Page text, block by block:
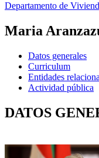
Departamento de
Maria
Datos generales
Curriculum
Entidades
Actividad pública
DATOS